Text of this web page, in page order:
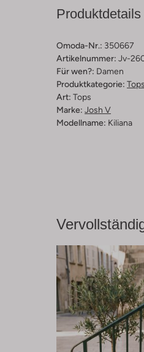
Produktdetails
Omoda-Nr.: 350667
Artikelnummer: Jv-
Für wen?: Damen
Produktkategorie:
Art: Tops
Marke: Josh V
Modellname: Kiliana